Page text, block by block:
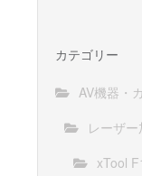
カテゴリー
AV機器・
レーザ
xTool